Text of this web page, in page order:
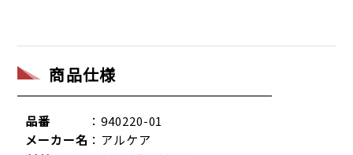
商品仕様
品番
：940220-01
メーカー名 ：アルケア